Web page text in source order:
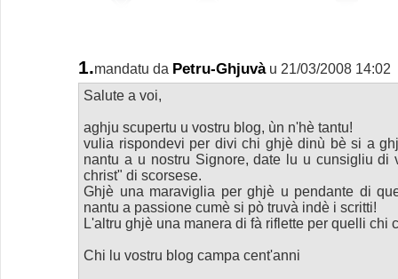
1.mandatu da Petru-Ghjuvà u 21/03/2008 14:02
Salute a voi,
aghju scupertu u vostru blog, ùn n'hè tantu!
vulia rispondevi per divi chi ghjè dinù bè si a
nantu a u nostru Signore, date lu u cunsigliu di
christ" di scorsese.
Ghjè una maraviglia per ghjè u pendante di
nantu a passione cumè si pò truvà indè i scritti!
L'altru ghjè una manera di fà riflette per quelli chi
Chi lu vostru blog campa cent'anni